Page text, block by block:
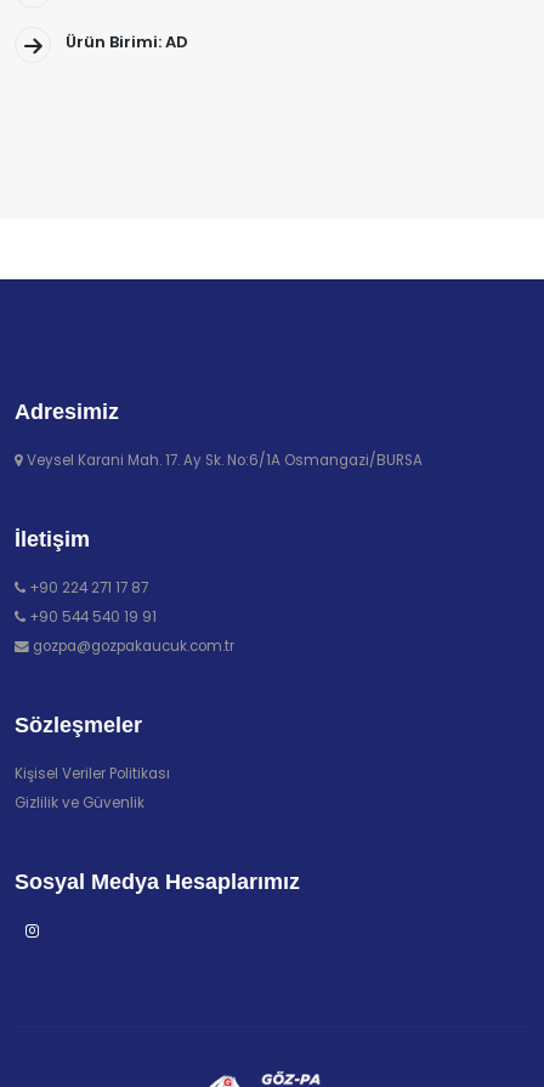
Ürün Birimi: AD
Adresimiz
Veysel Karani Mah. 17. Ay Sk. No:6/1A Osmangazi/BURSA
İletişim
+90 224 271 17 87
+90 544 540 19 91
gozpa@gozpakaucuk.com.tr
Sözleşmeler
Kişisel Veriler Politikası
Gizlilik ve Güvenlik
Sosyal Medya Hesaplarımız